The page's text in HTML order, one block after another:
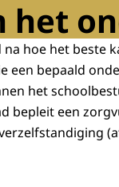
het
hoe het beste
een bepaald
het
bepleit een